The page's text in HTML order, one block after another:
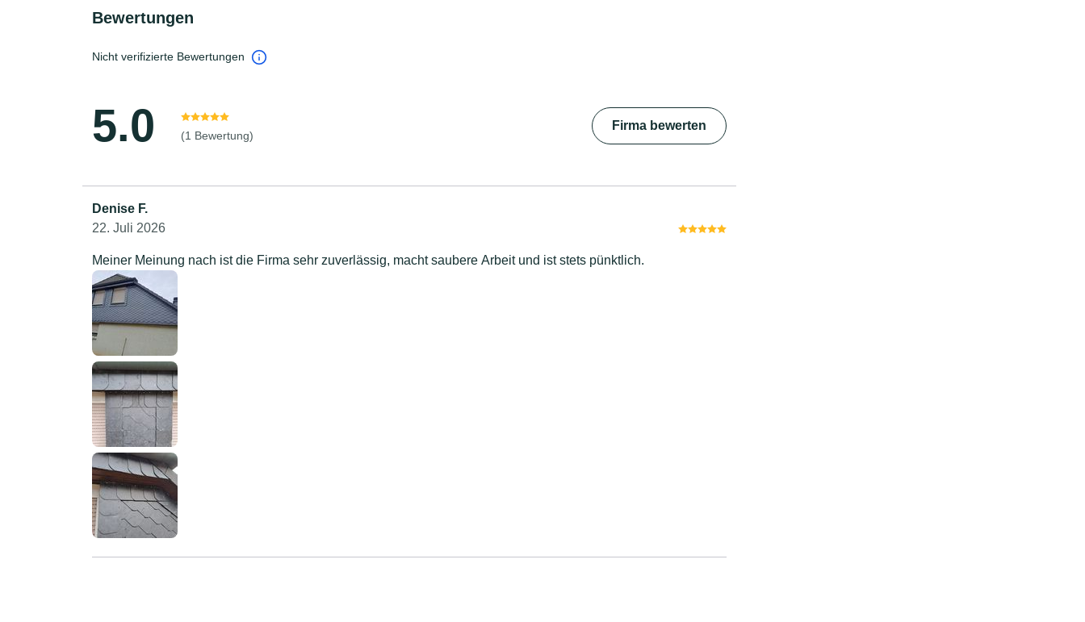
Bewertungen
Nicht verifizierte Bewertungen
5.0 (1 Bewertung)
Firma bewerten
Denise F.
22. Juli 2026
Meiner Meinung nach ist die Firma sehr zuverlässig, macht saubere Arbeit und ist stets pünktlich.